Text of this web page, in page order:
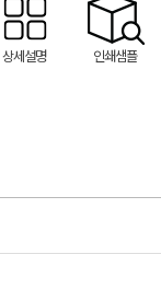
상세설명 인쇄샘플